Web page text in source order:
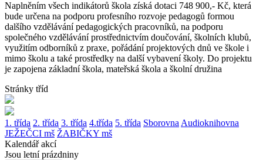
Naplněním všech indikátorů škola získá dotaci 748 900,- Kč, která
bude určena na podporu profesního rozvoje pedagogů formou
dalšího vzdělávání pedagogických pracovníků, na podporu
společného vzdělávání prostřednictvím doučování, školních klubů,
využitím odborníků z praxe, pořádání projektových dnů ve škole i
mimo školu a také prostředky na další vybavení školy. Do projektu
je zapojena základní škola, mateřská škola a školní družina
Stránky tříd
1. třída 2. třída 3. třída 4.třída 5. třída Sborovna Audioknihovna
JEŽEČCI mš ŽABIČKY mš
Kalendář akcí
Jsou letní prázdniny